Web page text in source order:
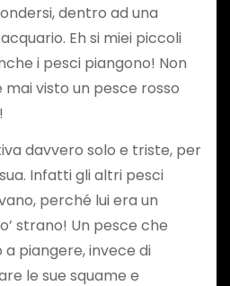
dentro ad una
Eh si miei piccoli
i pesci piangono! Non
visto un pesce rosso
davvero solo e triste, per
Infatti gli altri pesci
perché lui era un
strano! Un pesce che
piangere, invece di
le sue squame e